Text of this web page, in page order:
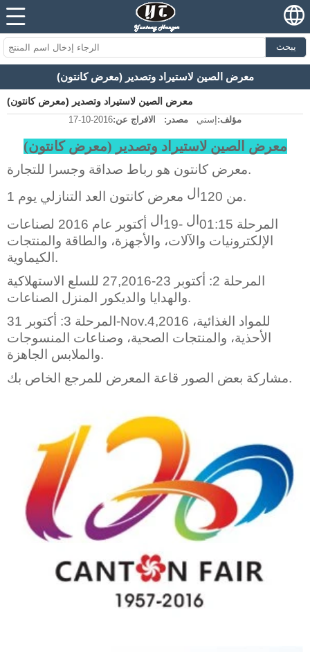
يبحث
معرض الصين لاستيراد وتصدير (معرض كانتون)
معرض الصين لاستيراد وتصدير (معرض كانتون)
مؤلف: إستي مصدر: الافراج عن:2016-10-17
معرض الصين لاستيراد وتصدير (معرض كانتون)
معرض كانتون هو رباط صداقة وجسرا للتجارة.
من 120
ال
معرض كانتون العد التنازلي يوم 1.
المرحلة 01:15
ال -19 ال
أكتوبر عام 2016 لصناعات
الإلكترونيات والآلات، والأجهزة، والطاقة والمنتجات
الكيماوية.
المرحلة 2: أكتوبر 23-27,2016 للسلع الاستهلاكية
والهدايا والديكور المنزل الصناعات.
المرحلة 3: أكتوبر 31-Nov.4,2016 للمواد الغذائية،
الأحذية، والمنتجات الصحية، وصناعات المنسوجات
والملابس الجاهزة.
مشاركة بعض الصور قاعة المعرض للمرجع الخاص بك.